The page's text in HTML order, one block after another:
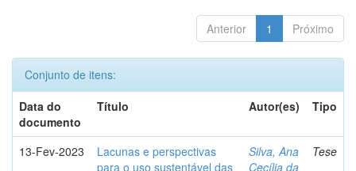
Anterior 1 Próximo
Conjunto de itens:
Data do
documento
Título Autor(es) Tipo
13-Fev-2023
Lacunas e perspectivas
para o uso sustentável das
Silva, Ana
Cecília da
Tese